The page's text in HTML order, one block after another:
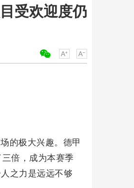
受欢迎度仍
的极大兴趣。德甲
倍，成为本赛季
之力是远远不够